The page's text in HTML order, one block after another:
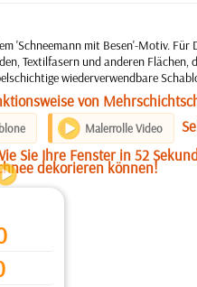
'Schneemann mit Besen'-Motiv. Für
Textilfasern und anderen Flächen,
wiederverwendbare
von
Malerrolle Video
Sie Ihre Fenster in 52
dekorieren können!